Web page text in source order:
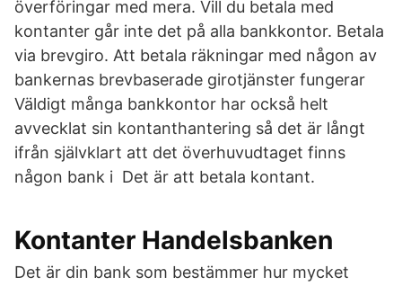
överföringar med mera. Vill du betala med
kontanter går inte det på alla bankkontor. Betala
via brevgiro. Att betala räkningar med någon av
bankernas brevbaserade girotjänster fungerar
Väldigt många bankkontor har också helt
avvecklat sin kontanthantering så det är långt
ifrån självklart att det överhuvudtaget finns
någon bank i Det är att betala kontant.
Kontanter Handelsbanken
Det är din bank som bestämmer hur mycket